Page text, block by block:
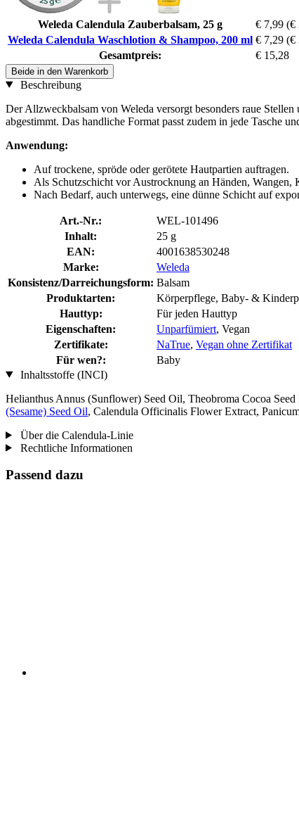
Weleda Calendula Zauberbalsam, 25 g € 7,99 (€
Weleda Calendula Waschlotion & Shampoo, 200 ml € 7,29 (€
Gesamtpreis:
€ 15,28
Beide in den Warenkorb
Beschreibung
Der Allzweckbalsam von Weleda versorgt besonders raue
abgestimmt. Das handliche Format passt zudem in jede Tasche
Anwendung:
Auf trockene, spröde oder gerötete Hautpartien auftragen.
Als Schutzschicht vor Austrocknung an Händen,
Nach Bedarf, auch unterwegs, eine dünne Schicht auf
Art.-Nr.:
WEL-101496
Inhalt:
25 g
EAN:
4001638530248
Marke:
Weleda
Konsistenz/Darreichungsform: Balsam
Produktarten:
Körperpflege, Baby- &
Hauttyp:
Für jeden Hauttyp
Eigenschaften:
Unparfümiert, Vegan
Zertifikate:
NaTrue, Vegan ohne Zertifikat
Für wen?:
Baby
Inhaltsstoffe (INCI)
Helianthus Annus (Sunflower) Seed Oil, Theobroma Cocoa
(Sesame) Seed Oil, Calendula Officinalis Flower Extract,
Über die Calendula-Linie
Rechtliche Informationen
Passend dazu